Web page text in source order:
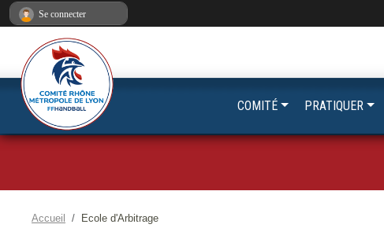
Accueil Ecole d'Arbitrage
COMITÉ PRATIQUER
Se connecter
Panneau de gestion des cookies